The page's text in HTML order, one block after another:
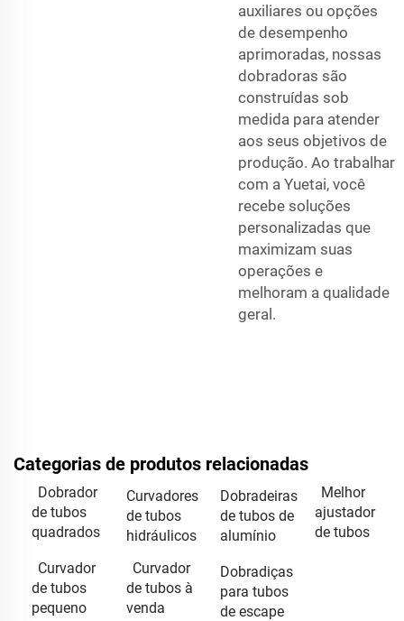
auxiliares ou opções
de desempenho
aprimoradas, nossas
dobradoras são
construídas sob
medida para atender
aos seus objetivos de
produção. Ao trabalhar
com a Yuetai, você
recebe soluções
personalizadas que
maximizam suas
operações e
melhoram a qualidade
geral.
Categorias de produtos relacionadas
Dobrador
de tubos
quadrados
Curvadores
de tubos
hidráulicos
Dobradeiras
de tubos de
alumínio
Melhor
ajustador
de tubos
Curvador
de tubos
pequeno
Curvador
de tubos à
venda
Dobradiças
para tubos
de escape